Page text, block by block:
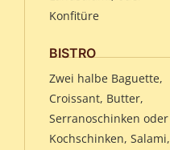
Konfitüre
BISTRO
Zwei halbe Baguette,
Croissant, Butter,
Serranoschinken oder
Kochschinken, Salami,